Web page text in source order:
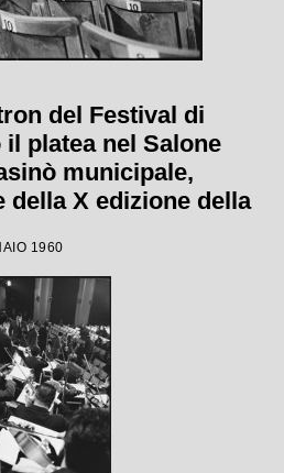
del Festival di
platea nel Salone
municipale,
della X edizione della
1960